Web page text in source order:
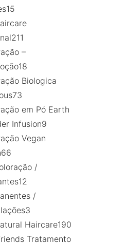
15
211
–
18
Biologica
73
em Pó Earth
Infusion9
Vegan
66
/
12
/
3
Haircare190
Tratamento